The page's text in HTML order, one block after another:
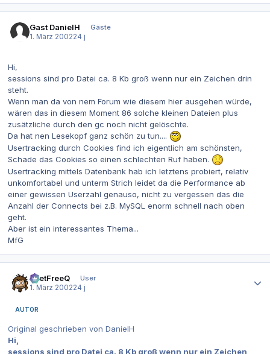
Gast DanielH
Gäste
1. März 200224 j
Hi,
sessions sind pro Datei ca. 8 Kb groß wenn nur ein Zeichen drin
steht.
Wenn man da von nem Forum wie diesem hier ausgehen würde,
wären das in diesem Moment 86 solche kleinen Dateien plus
zusätzliche durch den gc noch nicht gelöschte.
Da hat nen Lesekopf ganz schön zu tun....
Usertracking durch Cookies find ich eigentlich am schönsten,
Schade das Cookies so einen schlechten Ruf haben.
Usertracking mittels Datenbank hab ich letztens probiert, relativ
unkomfortabel und unterm Strich leidet da die Performance ab
einer gewissen Userzahl genauso, nicht zu vergessen das die
Anzahl der Connects bei z.B. MySQL enorm schnell nach oben
geht.
Aber ist ein interessantes Thema...
MfG
beetFreeQ
User
1. März 200224 j
AUTOR
Original geschrieben von DanielH
Hi,
sessions sind pro Datei ca. 8 Kb groß wenn nur ein Zeichen